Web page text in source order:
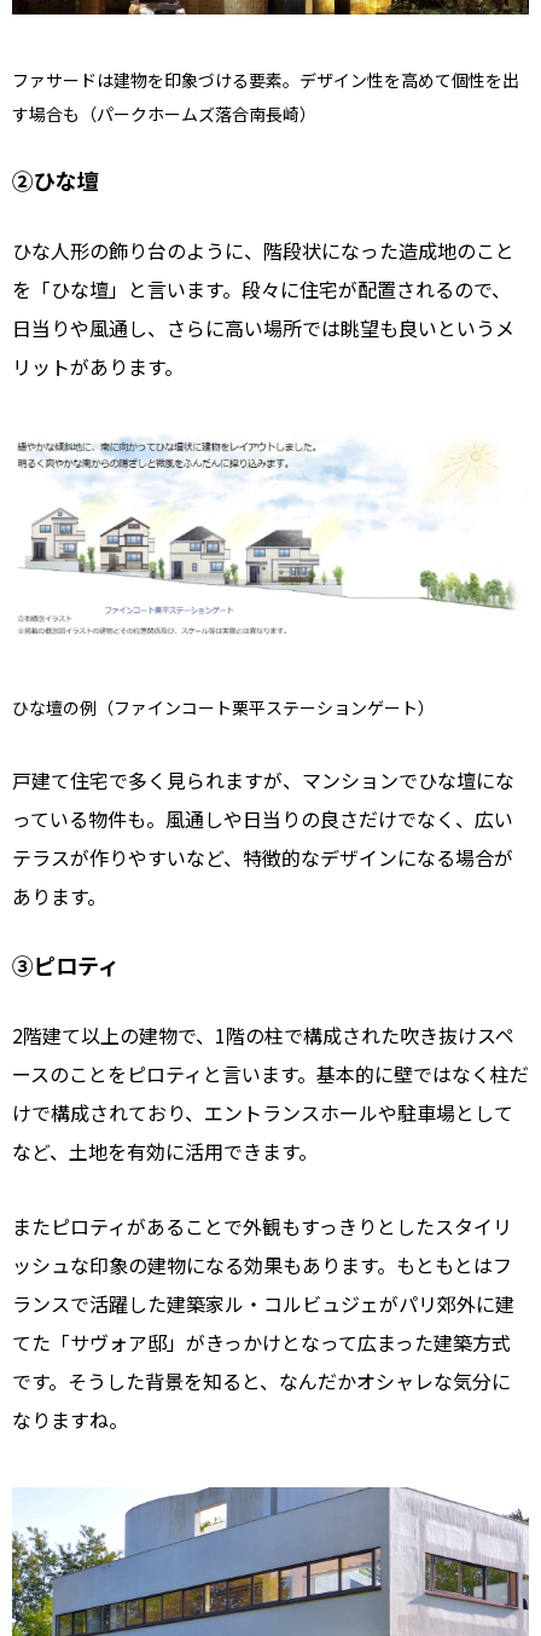
ファサードは建物を印象づける要素。デザイン性を高めて個性を出
す場合も（パークホームズ落合南長崎）
②ひな壇
ひな人形の飾り台のように、階段状になった造成地のこと
を「ひな壇」と言います。段々に住宅が配置されるので、
日当りや風通し、さらに高い場所では眺望も良いというメ
リットがあります。
ひな壇の例（ファインコート栗平ステーションゲート）
戸建て住宅で多く見られますが、マンションでひな壇にな
っている物件も。風通しや日当りの良さだけでなく、広い
テラスが作りやすいなど、特徴的なデザインになる場合が
あります。
③ピロティ
2階建て以上の建物で、1階の柱で構成された吹き抜けスペ
ースのことをピロティと言います。基本的に壁ではなく柱だ
けで構成されており、エントランスホールや駐車場として
など、土地を有効に活用できます。
またピロティがあることで外観もすっきりとしたスタイリ
ッシュな印象の建物になる効果もあります。もともとはフ
ランスで活躍した建築家ル・コルビュジェがパリ郊外に建
てた「サヴォア邸」がきっかけとなって広まった建築方式
です。そうした背景を知ると、なんだかオシャレな気分に
なりますね。